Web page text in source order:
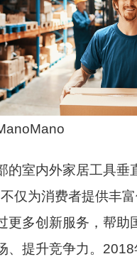
的室内外家居工具垂
仅为消费者提供丰富
更多创新服务，帮助
、提升竞争力。